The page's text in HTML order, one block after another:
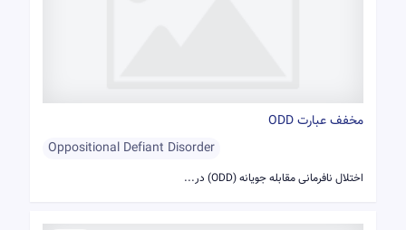
مخفف عبارت ODD
Oppositional Defiant Disorder
اختلال نافرمانی مقابله جویانه (ODD) در...